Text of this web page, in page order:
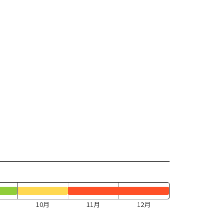
10月 11月 12月